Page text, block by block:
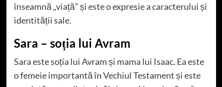
înseamnă „viață” și este o expresie a caracterului și
identității sale.
Sara – soția lui Avram
Sara este soția lui Avram și mama lui Isaac. Ea este
o femeie importantă în Vechiul Testament și este